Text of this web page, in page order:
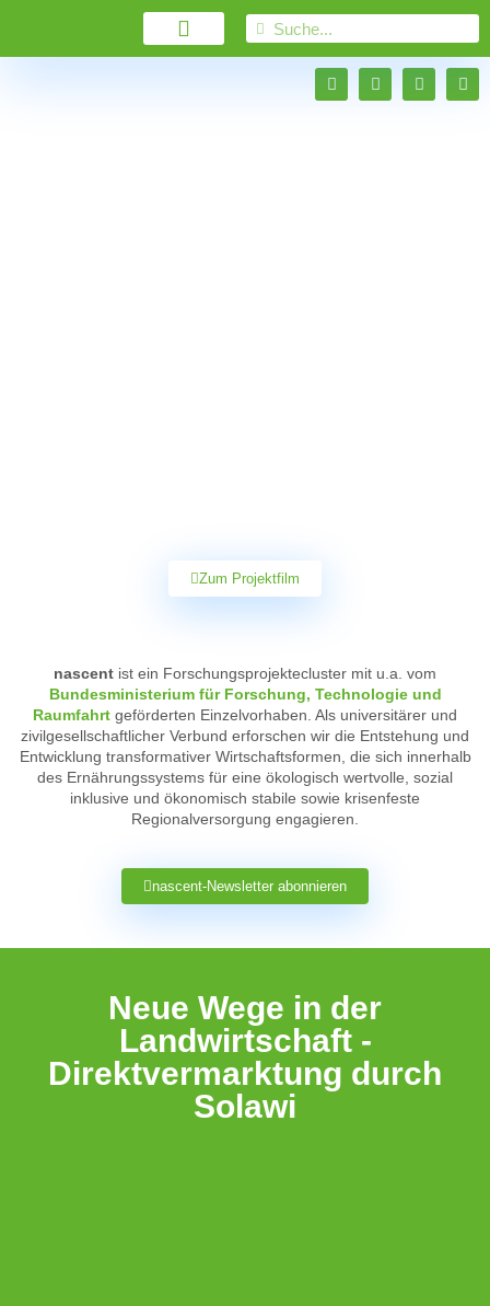
Zum Projektfilm
nascent ist ein Forschungsprojektecluster mit u.a. vom
Bundesministerium für Forschung, Technologie und
Raumfahrt geförderten Einzelvorhaben. Als universitärer und
zivilgesellschaftlicher Verbund erforschen wir die Entstehung und
Entwicklung transformativer Wirtschaftsformen, die sich innerhalb
des Ernährungssystems für eine ökologisch wertvolle, sozial
inklusive und ökonomisch stabile sowie krisenfeste
Regionalversorgung engagieren.
nascent-Newsletter abonnieren
Neue Wege in der
Landwirtschaft -
Direktvermarktung durch
Solawi